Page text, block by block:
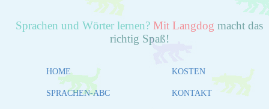
Sprachen und Wörter lernen? Mit Langdog macht das
richtig Spaß!
HOME
SPRACHEN-ABC
KOSTEN
KONTAKT